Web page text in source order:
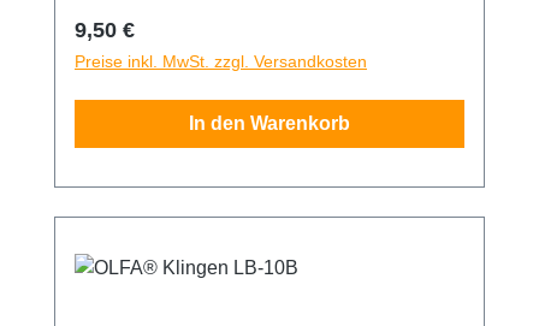
hochwertigem Karbonwerkzeugstahl
hergestellt, der im bewährten mehrstufigen
OLFA-Produktionsprozess bearbeitet wurde
und so für unvergleichliche Schärfe und
Eigenschaften der Klingen sind Langlebigkeit
und Haltbarkeit - das garantiert scharfe
Abbrechsegmente pro Klinge. Die
Regulärer Preis:
9,50 €
Preise inkl. MwSt. zzgl. Versandkosten
In den Warenkorb